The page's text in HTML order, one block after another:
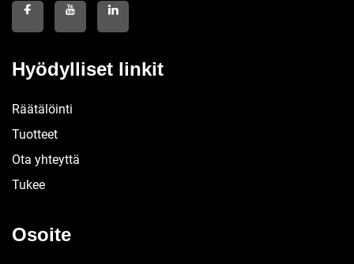
Hyödylliset linkit
Räätälöinti
Tuotteet
Ota yhteyttä
Tukee
Osoite